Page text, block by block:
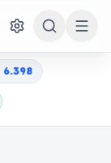
6.398